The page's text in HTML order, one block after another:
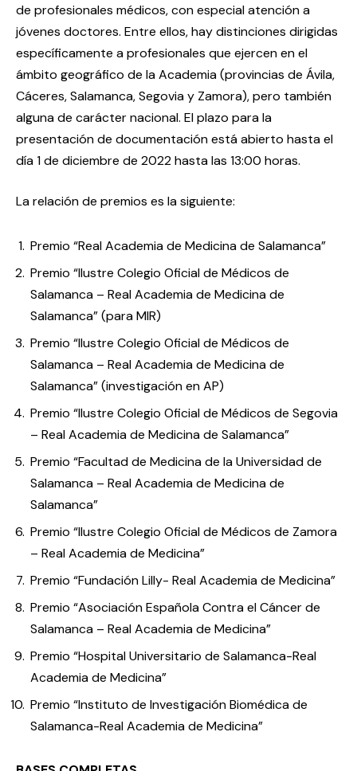
de profesionales médicos, con especial atención a
jóvenes doctores. Entre ellos, hay distinciones dirigidas
específicamente a profesionales que ejercen en el
ámbito geográfico de la Academia (provincias de Ávila,
Cáceres, Salamanca, Segovia y Zamora), pero también
alguna de carácter nacional. El plazo para la
presentación de documentación está abierto hasta el
día 1 de diciembre de 2022 hasta las 13:00 horas.
La relación de premios es la siguiente:
Premio “Real Academia de Medicina de Salamanca”
Premio “Ilustre Colegio Oficial de Médicos de
Salamanca – Real Academia de Medicina de
Salamanca” (para MIR)
Premio “Ilustre Colegio Oficial de Médicos de
Salamanca – Real Academia de Medicina de
Salamanca” (investigación en AP)
Premio “Ilustre Colegio Oficial de Médicos de Segovia
– Real Academia de Medicina de Salamanca”
Premio “Facultad de Medicina de la Universidad de
Salamanca – Real Academia de Medicina de
Salamanca”
Premio “Ilustre Colegio Oficial de Médicos de Zamora
– Real Academia de Medicina”
Premio “Fundación Lilly- Real Academia de Medicina”
Premio “Asociación Española Contra el Cáncer de
Salamanca – Real Academia de Medicina”
Premio “Hospital Universitario de Salamanca-Real
Academia de Medicina”
Premio “Instituto de Investigación Biomédica de
Salamanca-Real Academia de Medicina”